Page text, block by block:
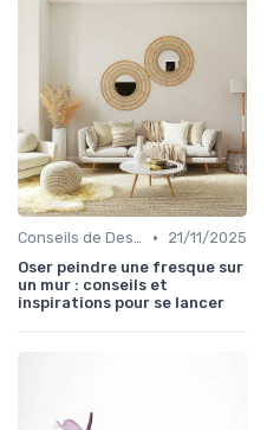
Conseils de Design d'Intérieur •
21/11/2025
Oser peindre une fresque sur
un mur : conseils et
inspirations pour se lancer